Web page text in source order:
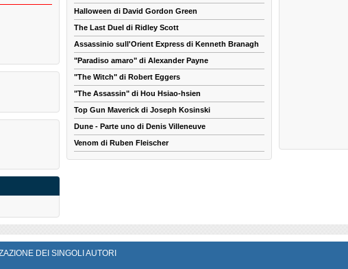
Halloween di David Gordon Green
The Last Duel di Ridley Scott
Assassinio sull'Orient Express di Kenneth Branagh
"Paradiso amaro" di Alexander Payne
"The Witch" di Robert Eggers
"The Assassin" di Hou Hsiao-hsien
Top Gun Maverick di Joseph Kosinski
Dune - Parte uno di Denis Villeneuve
Venom di Ruben Fleischer
DEI SINGOLI AUTORI